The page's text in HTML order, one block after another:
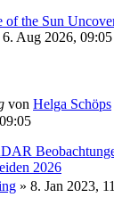
of the Sun
6. Aug 2026, 09:05
von Helga Schöps
2026
» 8. Jan 2023,